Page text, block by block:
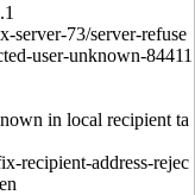
server-73/server-refuse
user-unknown-84411
in local recipient ta
recipient-address-rejec